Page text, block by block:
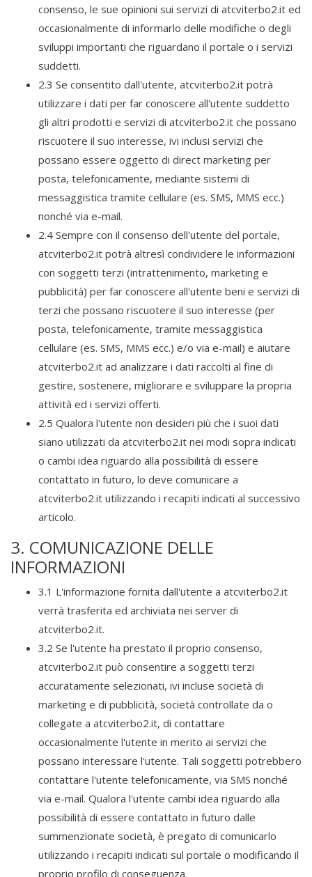
consenso, le sue opinioni sui servizi di atcviterbo2.it ed
occasionalmente di informarlo delle modifiche o degli
sviluppi importanti che riguardano il portale o i servizi
suddetti.
2.3 Se consentito dall'utente, atcviterbo2.it potrà
utilizzare i dati per far conoscere all'utente suddetto
gli altri prodotti e servizi di atcviterbo2.it che possano
riscuotere il suo interesse, ivi inclusi servizi che
possano essere oggetto di direct marketing per
posta, telefonicamente, mediante sistemi di
messaggistica tramite cellulare (es. SMS, MMS ecc.)
nonché via e-mail.
2.4 Sempre con il consenso dell'utente del portale,
atcviterbo2.it potrà altresì condividere le informazioni
con soggetti terzi (intrattenimento, marketing e
pubblicità) per far conoscere all'utente beni e servizi di
terzi che possano riscuotere il suo interesse (per
posta, telefonicamente, tramite messaggistica
cellulare (es. SMS, MMS ecc.) e/o via e-mail) e aiutare
atcviterbo2.it ad analizzare i dati raccolti al fine di
gestire, sostenere, migliorare e sviluppare la propria
attività ed i servizi offerti.
2.5 Qualora l'utente non desideri più che i suoi dati
siano utilizzati da atcviterbo2.it nei modi sopra indicati
o cambi idea riguardo alla possibilità di essere
contattato in futuro, lo deve comunicare a
atcviterbo2.it utilizzando i recapiti indicati al successivo
articolo.
3. COMUNICAZIONE DELLE
INFORMAZIONI
3.1 L'informazione fornita dall'utente a atcviterbo2.it
verrà trasferita ed archiviata nei server di
atcviterbo2.it.
3.2 Se l'utente ha prestato il proprio consenso,
atcviterbo2.it può consentire a soggetti terzi
accuratamente selezionati, ivi incluse società di
marketing e di pubblicità, società controllate da o
collegate a atcviterbo2.it, di contattare
occasionalmente l'utente in merito ai servizi che
possano interessare l'utente. Tali soggetti potrebbero
contattare l'utente telefonicamente, via SMS nonché
via e-mail. Qualora l'utente cambi idea riguardo alla
possibilità di essere contattato in futuro dalle
summenzionate società, è pregato di comunicarlo
utilizzando i recapiti indicati sul portale o modificando il
proprio profilo di conseguenza.